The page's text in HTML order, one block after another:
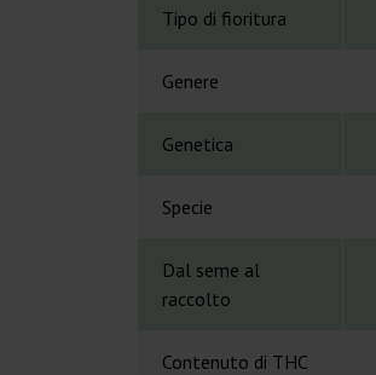
Tipo di fioritura
Genere
Genetica
Specie
Dal seme al
raccolto
Contenuto di THC